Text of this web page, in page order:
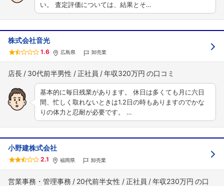
い。 査定評価については、結果とそ…
株式会社音光
1.6 広島県 卸売業
店長 30代前半男性 正社員 年収320万円
基本的に毎日残業があります。 休日は多くても月に六日
間、忙しく取れないときは1.2日の時もありますのでかな
りの体力と忍耐が必要です。 …
小野建株式会社
2.1 福岡県 卸売業
営業事務・管理事務 20代前半女性 正社員 年収230万円